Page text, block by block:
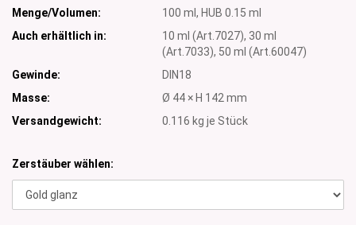
Menge/Volumen:
100 ml, HUB 0.15 ml
Auch erhältlich in:
10 ml (Art.7027), 30 ml
(Art.7033), 50 ml (Art.60047)
Gewinde:
DIN18
Masse:
Ø 44 × H 142 mm
Versandgewicht:
0.116 kg je Stück
Zerstäuber wählen: